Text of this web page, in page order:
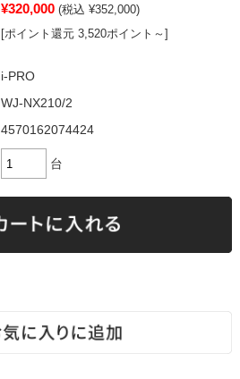
¥320,000 (税込 ¥352,000)
[ポイント還元 3,520ポイント～]
i-PRO
WJ-NX210/2
4570162074424
台